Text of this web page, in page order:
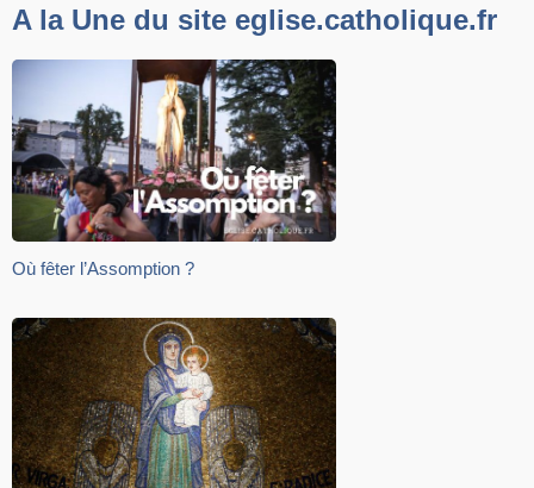
A la Une du site eglise.catholique.fr
Où fêter l’Assomption ?